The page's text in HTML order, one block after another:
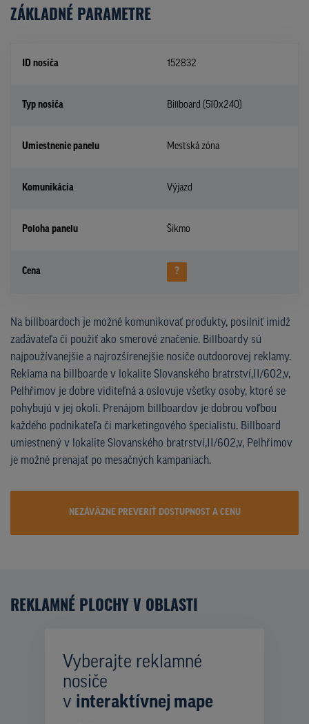
ZÁKLADNÉ PARAMETRE
ID nosiča 152832
Typ nosiča Billboard (510x240)
Umiestnenie panelu Mestská zóna
Komunikácia Výjazd
Poloha panelu Šikmo
Cena ?
Na billboardoch je možné komunikovať produkty, posilniť imidž
zadávateľa či použiť ako smerové značenie. Billboardy sú
najpoužívanejšie a najrozšírenejšie nosiče outdoorovej reklamy.
Reklama na billboarde v lokalite Slovanského bratrství,II/602,v,
Pelhřimov je dobre viditeľná a oslovuje všetky osoby, ktoré se
pohybujú v jej okolí. Prenájom billboardov je dobrou voľbou
každého podnikateľa či marketingového špecialistu. Billboard
umiestnený v lokalite Slovanského bratrství,II/602,v, Pelhřimov
je možné prenajať po mesačných kampaniach.
NEZÁVÄZNE PREVERIŤ DOSTUPNOST A CENU
REKLAMNÉ PLOCHY V OBLASTI
Vyberajte reklamné
nosiče
v interaktívnej mape